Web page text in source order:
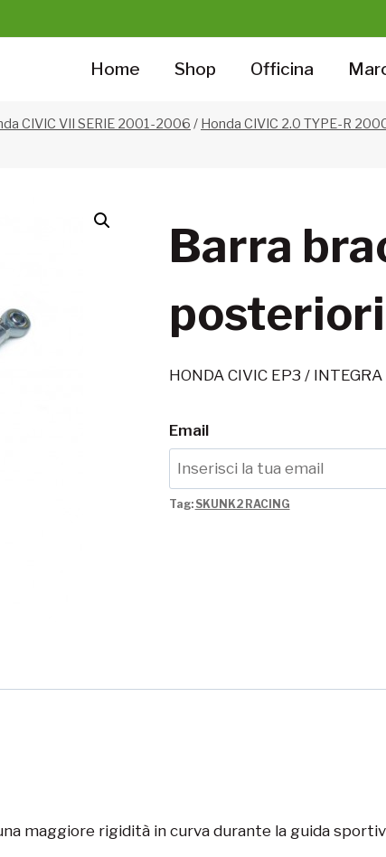
Home Shop Officina
CIVIC VII SERIE 2001-2006 / Honda CIVIC 2.0 TYPE-R
Barra
HONDA CIVIC EP3 /
Email
Tag: SKUNK2 RACING
maggiore rigidità in curva durante la guida